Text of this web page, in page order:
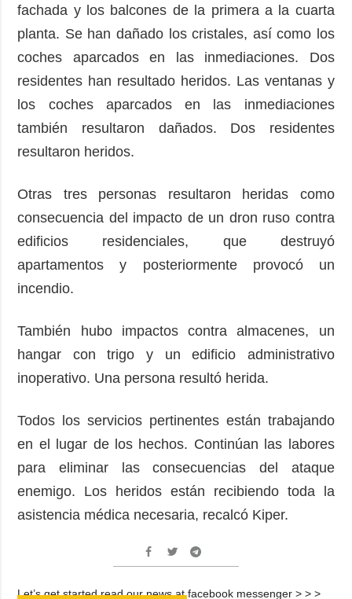
fachada y los balcones de la primera a la cuarta
planta. Se han dañado los cristales, así como los
coches aparcados en las inmediaciones. Dos
residentes han resultado heridos. Las ventanas y
los coches aparcados en las inmediaciones
también resultaron dañados. Dos residentes
resultaron heridos.
Otras tres personas resultaron heridas como
consecuencia del impacto de un dron ruso contra
edificios residenciales, que destruyó
apartamentos y posteriormente provocó un
incendio.
También hubo impactos contra almacenes, un
hangar con trigo y un edificio administrativo
inoperativo. Una persona resultó herida.
Todos los servicios pertinentes están trabajando
en el lugar de los hechos. Continúan las labores
para eliminar las consecuencias del ataque
enemigo. Los heridos están recibiendo toda la
asistencia médica necesaria, recalcó Kiper.
Let’s get started read our news at facebook messenger > > >